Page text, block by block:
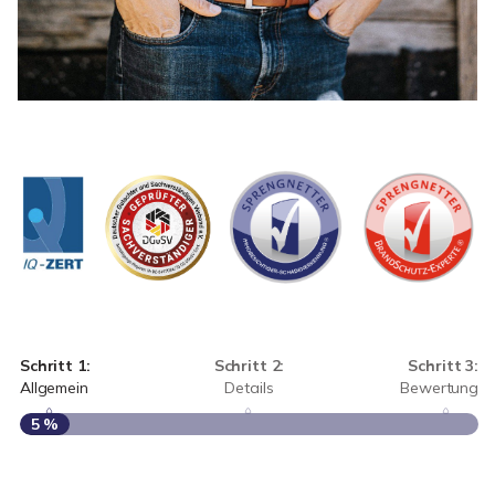
Schritt 1:
Allgemein
Schritt 2:
Details
Schritt 3:
Bewertung
5 %